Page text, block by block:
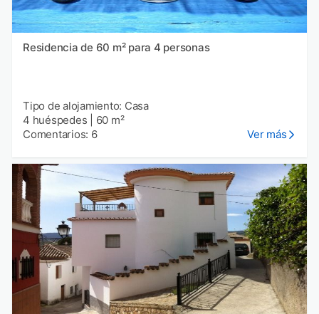
Residencia de 60 m² para 4 personas
Tipo de alojamiento: Casa
4 huéspedes
60 m²
Comentarios: 6
Ver más